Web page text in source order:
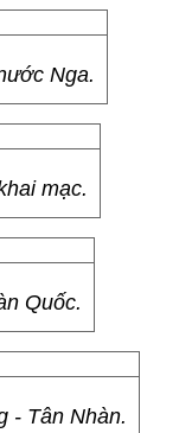
Nga.
mạc.
Quốc.
- Tân Nhàn.